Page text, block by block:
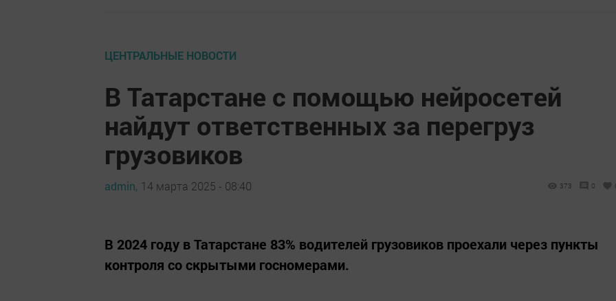
ЦЕНТРАЛЬНЫЕ НОВОСТИ
В Татарстане с помощью нейросетей
найдут ответственных за перегруз
грузовиков
admin, 14 марта 2025 - 08:40 373 0
В 2024 году в Татарстане 83% водителей грузовиков проехали через пункты
контроля со скрытыми госномерами.